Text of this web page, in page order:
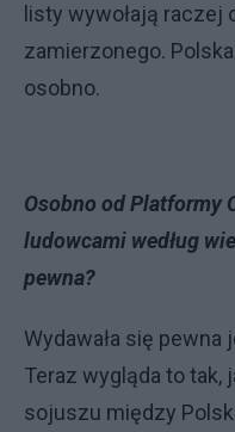
listy wywołają raczej
zamierzonego.
osobno.
Osobno od Platformy
ludowcami według
pewna?
Wydawała się
Teraz wygląda to tak,
sojuszu między